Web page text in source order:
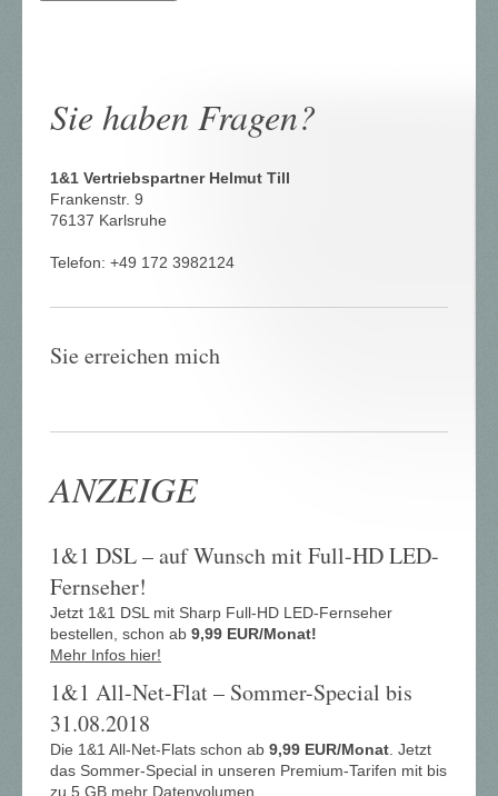
Sie haben Fragen?
1&1 Vertriebspartner Helmut Till
Frankenstr. 9
76137 Karlsruhe
Telefon: +49 172 3982124
Sie erreichen mich
ANZEIGE
1&1 DSL – auf Wunsch mit Full-HD LED-
Fernseher!
Jetzt 1&1 DSL mit Sharp Full-HD LED-Fernseher
bestellen, schon ab 9,99 EUR/Monat!
Mehr Infos hier!
1&1 All-Net-Flat – Sommer-Special bis
31.08.2018
Die 1&1 All-Net-Flats schon ab 9,99 EUR/Monat . Jetzt
das Sommer-Special in unseren Premium-Tarifen mit bis
zu 5 GB mehr Datenvolumen.